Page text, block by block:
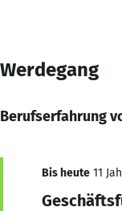
Werdegang
Berufserfahrung
Bis heute 11